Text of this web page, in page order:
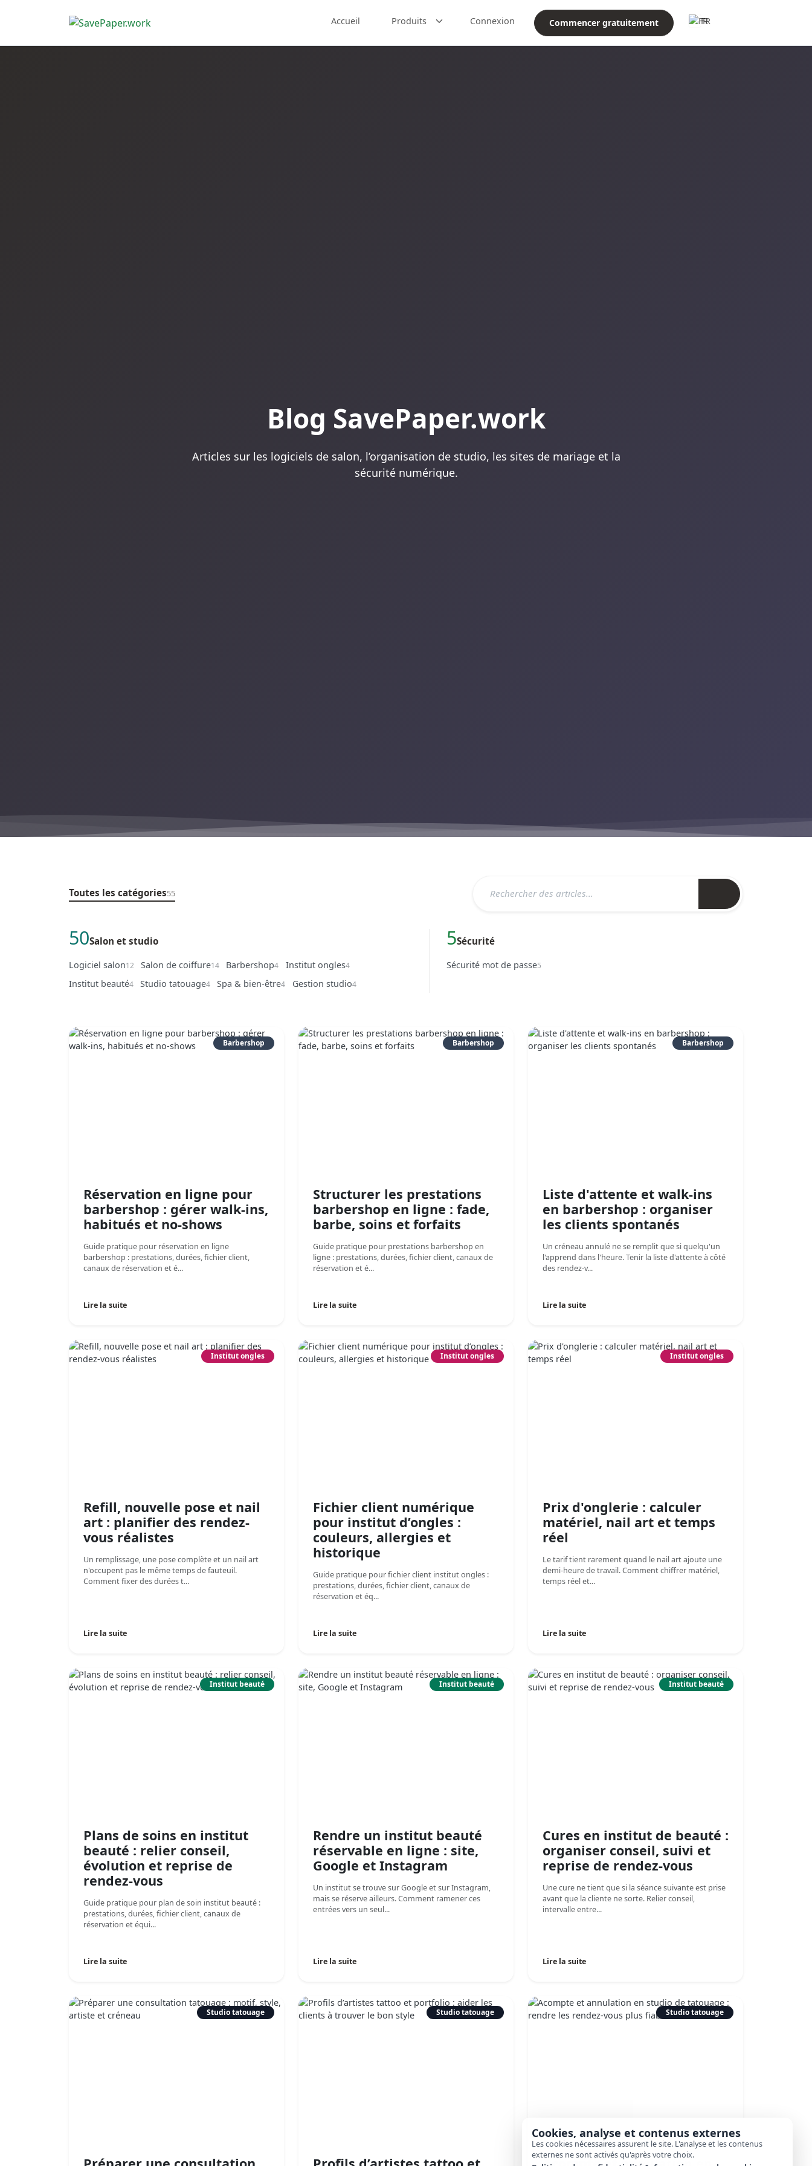
Accueil Produits Connexion Commencer gratuitement FR
Blog SavePaper.work
Articles sur les logiciels de salon, l’organisation de studio, les sites de mariage et la
sécurité numérique.
Toutes les catégories55
50Salon et studio
Logiciel salon12 Salon de coiffure14 Barbershop4 Institut ongles4
Institut beauté4 Studio tatouage4 Spa & bien-être4 Gestion studio4
5Sécurité
Sécurité mot de passe5
Barbershop
Réservation en ligne pour
barbershop : gérer walk-ins,
habitués et no-shows
Guide pratique pour réservation en ligne
barbershop : prestations, durées, fichier client,
canaux de réservation et é...
Lire la suite
Barbershop
Structurer les prestations
barbershop en ligne : fade,
barbe, soins et forfaits
Guide pratique pour prestations barbershop en
ligne : prestations, durées, fichier client, canaux de
réservation et é...
Lire la suite
Barbershop
Liste d'attente et walk-ins
en barbershop : organiser
les clients spontanés
Un créneau annulé ne se remplit que si quelqu'un
l'apprend dans l'heure. Tenir la liste d'attente à côté
des rendez-v...
Lire la suite
Institut ongles
Refill, nouvelle pose et nail
art : planifier des rendez-
vous réalistes
Un remplissage, une pose complète et un nail art
n'occupent pas le même temps de fauteuil.
Comment fixer des durées t...
Lire la suite
Institut ongles
Fichier client numérique
pour institut d’ongles :
couleurs, allergies et
historique
Guide pratique pour fichier client institut ongles :
prestations, durées, fichier client, canaux de
réservation et éq...
Lire la suite
Institut ongles
Prix d'onglerie : calculer
matériel, nail art et temps
réel
Le tarif tient rarement quand le nail art ajoute une
demi-heure de travail. Comment chiffrer matériel,
temps réel et...
Lire la suite
Institut beauté
Plans de soins en institut
beauté : relier conseil,
évolution et reprise de
rendez-vous
Guide pratique pour plan de soin institut beauté :
prestations, durées, fichier client, canaux de
réservation et équi...
Lire la suite
Institut beauté
Rendre un institut beauté
réservable en ligne : site,
Google et Instagram
Un institut se trouve sur Google et sur Instagram,
mais se réserve ailleurs. Comment ramener ces
entrées vers un seul...
Lire la suite
Institut beauté
Cures en institut de beauté :
organiser conseil, suivi et
reprise de rendez-vous
Une cure ne tient que si la séance suivante est prise
avant que la cliente ne sorte. Relier conseil,
intervalle entre...
Lire la suite
Studio tatouage Studio tatouage Studio tatouage
Cookies, analyse et contenus externes
Les cookies nécessaires assurent le site. L'analyse et les contenus
externes ne sont activés qu'après votre choix.